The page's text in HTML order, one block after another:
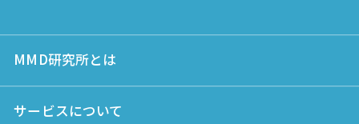
MMD研究所とは
サービスについて